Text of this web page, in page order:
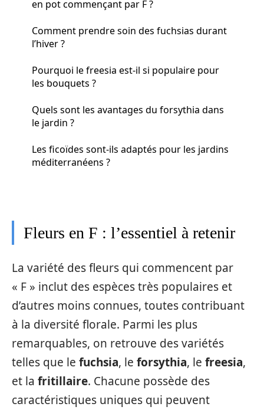
en pot commençant par F ?
Comment prendre soin des fuchsias durant
l’hiver ?
Pourquoi le freesia est-il si populaire pour
les bouquets ?
Quels sont les avantages du forsythia dans
le jardin ?
Les ficoïdes sont-ils adaptés pour les jardins
méditerranéens ?
Fleurs en F : l’essentiel à retenir
La variété des fleurs qui commencent par
« F » inclut des espèces très populaires et
d’autres moins connues, toutes contribuant
à la diversité florale. Parmi les plus
remarquables, on retrouve des variétés
telles que le fuchsia, le forsythia, le freesia,
et la fritillaire. Chacune possède des
caractéristiques uniques qui peuvent